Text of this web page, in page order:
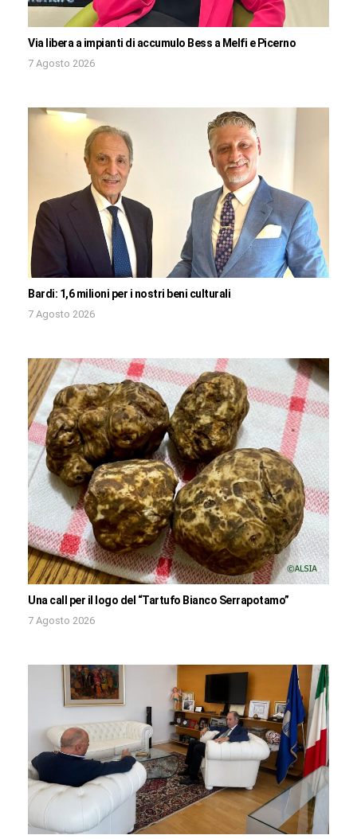
Via libera a impianti di accumulo Bess a Melfi e Picerno
7 Agosto 2026
Bardi: 1,6 milioni per i nostri beni culturali
7 Agosto 2026
Una call per il logo del “Tartufo Bianco Serrapotamo”
7 Agosto 2026